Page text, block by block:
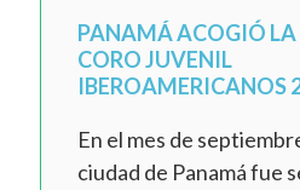
PANAMÁ ACOGIÓ LA
CORO JUVENIL
IBEROAMERICANOS
En el mes de
ciudad de Panamá fue